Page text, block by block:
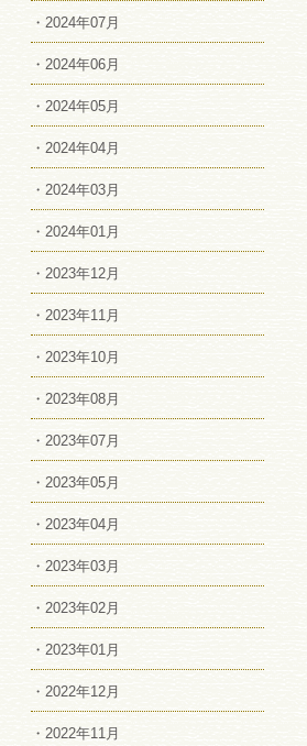
・2024年07月
・2024年06月
・2024年05月
・2024年04月
・2024年03月
・2024年01月
・2023年12月
・2023年11月
・2023年10月
・2023年08月
・2023年07月
・2023年05月
・2023年04月
・2023年03月
・2023年02月
・2023年01月
・2022年12月
・2022年11月